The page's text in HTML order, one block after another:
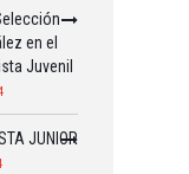
en el
Juvenil
JUNIOR